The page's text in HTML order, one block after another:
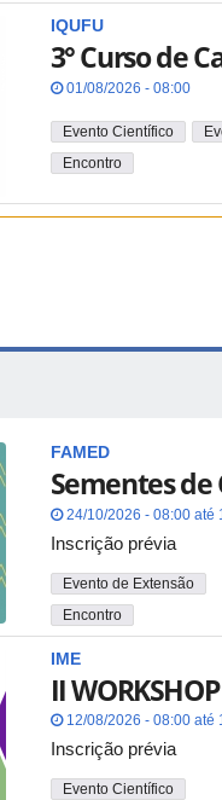
IQUFU
3° Curso de
01/08/2026 - 08:00
Evento Científico
Encontro
FAMED
Sementes de
24/10/2026 - 08:00 até
Inscrição prévia
Evento de Extensão
Encontro
IME
II
12/08/2026 - 08:00 até
Inscrição prévia
Evento Científico